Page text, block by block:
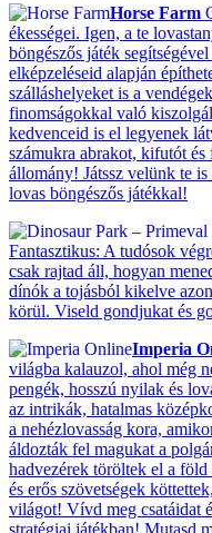
Horse Farm
ékességei. Igen, a te
böngészős játék
elképzeléseid alapján
szálláshelyeket is a
finomságokkal való
kedvenceid is el legyenek
számukra abrakot, kifutót és
állomány! Játssz velünk te
lovas böngészős játékkal!
Fantasztikus: A tudósok
csak rajtad áll, hogyan
dínók a tojásból kikelve
körül. Viseld gondjukat és
Imperia
világba kalauzol, ahol még
pengék, hosszú nyilak és
az intrikák, hatalmas
a nehézlovasság kora,
áldozták fel magukat a
hadvezérek töröltek el a
és erős szövetségek
világot! Vívd meg csatáidat